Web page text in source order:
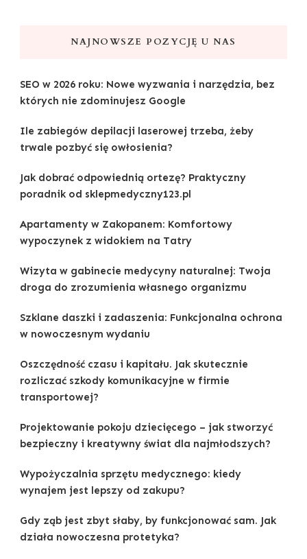
NAJNOWSZE POZYCJĘ U NAS
SEO w 2026 roku: Nowe wyzwania i narzędzia, bez
których nie zdominujesz Google
Ile zabiegów depilacji laserowej trzeba, żeby
trwale pozbyć się owłosienia?
Jak dobrać odpowiednią ortezę? Praktyczny
poradnik od sklepmedyczny123.pl
Apartamenty w Zakopanem: Komfortowy
wypoczynek z widokiem na Tatry
Wizyta w gabinecie medycyny naturalnej: Twoja
droga do zrozumienia własnego organizmu
Szklane daszki i zadaszenia: Funkcjonalna ochrona
w nowoczesnym wydaniu
Oszczędność czasu i kapitału. Jak skutecznie
rozliczać szkody komunikacyjne w firmie
transportowej?
Projektowanie pokoju dziecięcego – jak stworzyć
bezpieczny i kreatywny świat dla najmłodszych?
Wypożyczalnia sprzętu medycznego: kiedy
wynajem jest lepszy od zakupu?
Gdy ząb jest zbyt słaby, by funkcjonować sam. Jak
działa nowoczesna protetyka?